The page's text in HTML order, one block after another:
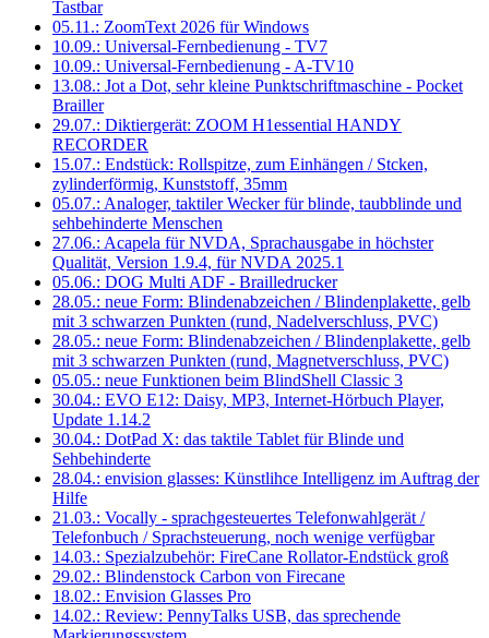
Tastbar
05.11.: ZoomText 2026 für Windows
10.09.: Universal-Fernbedienung - TV7
10.09.: Universal-Fernbedienung - A-TV10
13.08.: Jot a Dot, sehr kleine Punktschriftmaschine - Pocket
Brailler
29.07.: Diktiergerät: ZOOM H1essential HANDY
RECORDER
15.07.: Endstück: Rollspitze, zum Einhängen / Stcken,
zylinderförmig, Kunststoff, 35mm
05.07.: Analoger, taktiler Wecker für blinde, taubblinde und
sehbehinderte Menschen
27.06.: Acapela für NVDA, Sprachausgabe in höchster
Qualität, Version 1.9.4, für NVDA 2025.1
05.06.: DOG Multi ADF - Brailledrucker
28.05.: neue Form: Blindenabzeichen / Blindenplakette, gelb
mit 3 schwarzen Punkten (rund, Nadelverschluss, PVC)
28.05.: neue Form: Blindenabzeichen / Blindenplakette, gelb
mit 3 schwarzen Punkten (rund, Magnetverschluss, PVC)
05.05.: neue Funktionen beim BlindShell Classic 3
30.04.: EVO E12: Daisy, MP3, Internet-Hörbuch Player,
Update 1.14.2
30.04.: DotPad X: das taktile Tablet für Blinde und
Sehbehinderte
28.04.: envision glasses: Künstlihce Intelligenz im Auftrag der
Hilfe
21.03.: Vocally - sprachgesteuertes Telefonwahlgerät /
Telefonbuch / Sprachsteuerung, noch wenige verfügbar
14.03.: Spezialzubehör: FireCane Rollator-Endstück groß
29.02.: Blindenstock Carbon von Firecane
18.02.: Envision Glasses Pro
14.02.: Review: PennyTalks USB, das sprechende